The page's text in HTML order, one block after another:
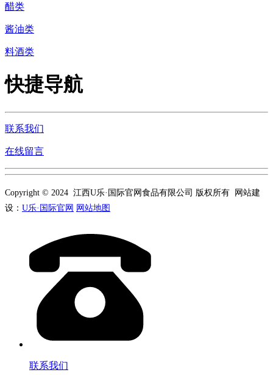
醋类
酱油类
料酒类
快捷导航
联系我们
在线留言
Copyright © 2024 江西U乐·国际官网食品有限公司 版权所有 网站建
设： U乐·国际官网 网站地图
联系我们